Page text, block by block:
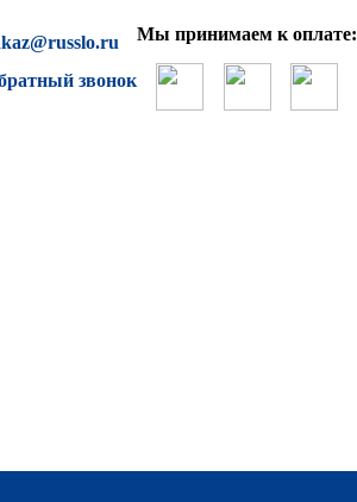
звонок
Мы принимаем к оплате: